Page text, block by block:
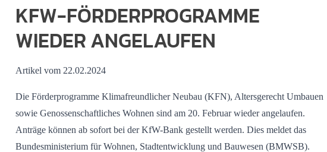
KFW-FÖRDERPROGRAMME
WIEDER ANGELAUFEN
Artikel vom 22.02.2024
Die Förderprogramme Klimafreundlicher Neubau (KFN), Altersgerecht Umbauen
sowie Genossenschaftliches Wohnen sind am 20. Februar wieder angelaufen.
Anträge können ab sofort bei der KfW-Bank gestellt werden. Dies meldet das
Bundesministerium für Wohnen, Stadtentwicklung und Bauwesen (BMWSB).